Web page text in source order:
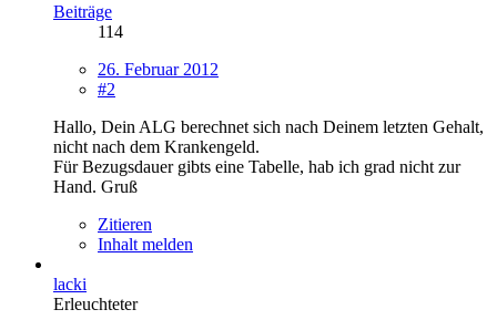
Beiträge
114
26. Februar 2012
#2
Hallo, Dein ALG berechnet sich nach Deinem letzten Gehalt,
nicht nach dem Krankengeld.
Für Bezugsdauer gibts eine Tabelle, hab ich grad nicht zur
Hand. Gruß
Zitieren
Inhalt melden
lacki
Erleuchteter